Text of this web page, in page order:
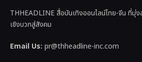
THHEADLINE สื่อบันเทิงออนไลน์ไทย-จีน ที่มุ่
เชิงบวกสู่สังคม
Email Us: pr@thheadline-inc.com